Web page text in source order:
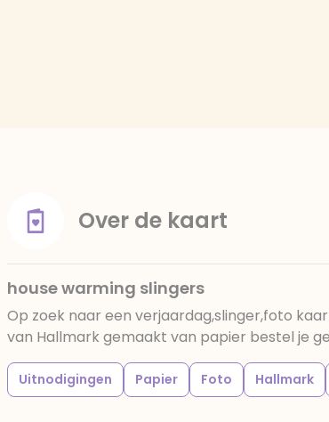
Over de kaart
house warming slingers
Op zoek naar een verjaardag,slinger,foto
van Hallmark gemaakt van papier bestel je
Uitnodigingen Papier Foto Hallmark